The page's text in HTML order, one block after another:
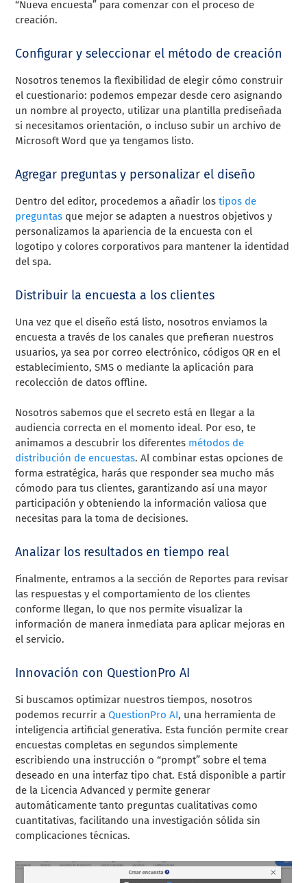
“Nueva encuesta” para comenzar con el proceso de
creación.
Configurar y seleccionar el método de creación
Nosotros tenemos la flexibilidad de elegir cómo construir
el cuestionario: podemos empezar desde cero asignando
un nombre al proyecto, utilizar una plantilla prediseñada
si necesitamos orientación, o incluso subir un archivo de
Microsoft Word que ya tengamos listo.
Agregar preguntas y personalizar el diseño
Dentro del editor, procedemos a añadir lostipos de
preguntas que mejor se adapten a nuestros objetivos y
personalizamos la apariencia de la encuesta con el
logotipo y colores corporativos para mantener la identidad
del spa.
Distribuir la encuesta a los clientes
Una vez que el diseño está listo, nosotros enviamos la
encuesta a través de los canales que prefieran nuestros
usuarios, ya sea por correo electrónico, códigos QR en el
establecimiento, SMS o mediante la aplicación para
recolección de datos offline.
Nosotros sabemos que el secreto está en llegar a la
audiencia correcta en el momento ideal. Por eso, te
animamos a descubrir los diferentes métodos de
distribución de encuestas. Al combinar estas opciones de
forma estratégica, harás que responder sea mucho más
cómodo para tus clientes, garantizando así una mayor
participación y obteniendo la información valiosa que
necesitas para la toma de decisiones.
Analizar los resultados en tiempo real
Finalmente, entramos a la sección de Reportes para revisar
las respuestas y el comportamiento de los clientes
conforme llegan, lo que nos permite visualizar la
información de manera inmediata para aplicar mejoras en
el servicio.
Innovación con QuestionPro AI
Si buscamos optimizar nuestros tiempos, nosotros
podemos recurrir aQuestionPro AI, una herramienta de
inteligencia artificial generativa. Esta función permite crear
encuestas completas en segundos simplemente
escribiendo una instrucción o “prompt” sobre el tema
deseado en una interfaz tipo chat. Está disponible a partir
de la Licencia Advanced y permite generar
automáticamente tanto preguntas cualitativas como
cuantitativas, facilitando una investigación sólida sin
complicaciones técnicas.